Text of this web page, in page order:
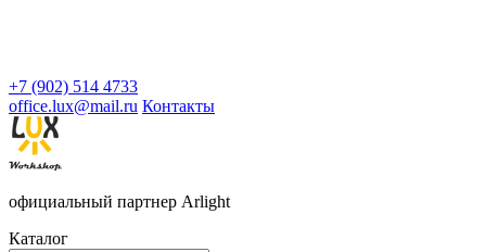
+7 (902) 514 4733
office.lux@mail.ru Контакты
официальный партнер Arlight
Каталог